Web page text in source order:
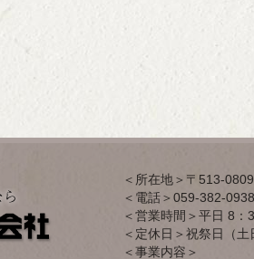
＜所在地＞〒513-
＜電話＞059-382-
＜営業時間＞平日 8
＜定休日＞祝祭日（
＜事業内容＞